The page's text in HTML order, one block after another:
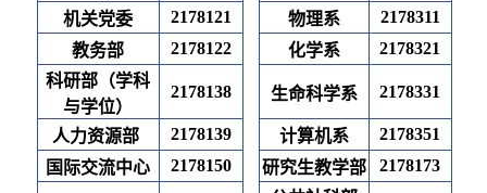
机关党委 2178121 物理系
2178311
教务部
2178122 化学系
2178321
科研部（学科
与学位）
2178138 生命科学系 2178331
人力资源部 2178139 计算机系
2178351
国际交流中心
2178150 研究生教学部 2178173